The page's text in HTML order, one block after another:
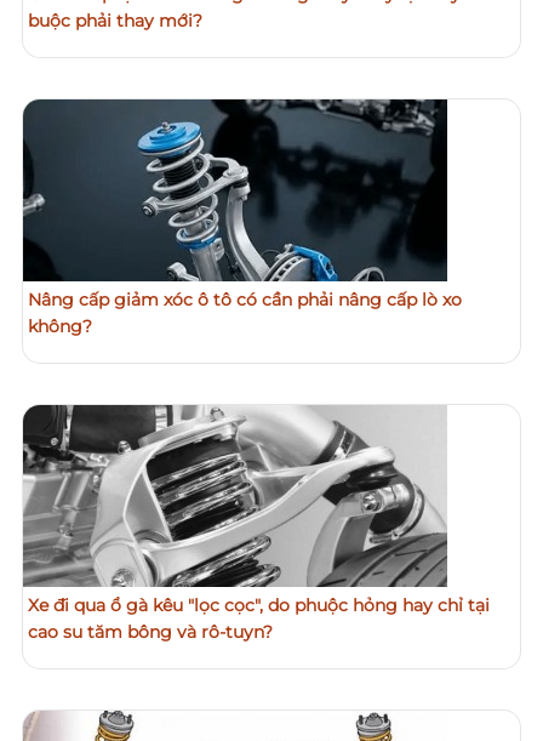
buộc phải thay mới?
Nâng cấp giảm xóc ô tô có cần phải nâng cấp lò xo
không?
Xe đi qua ổ gà kêu "lọc cọc", do phuộc hỏng hay chỉ tại
cao su tăm bông và rô-tuyn?